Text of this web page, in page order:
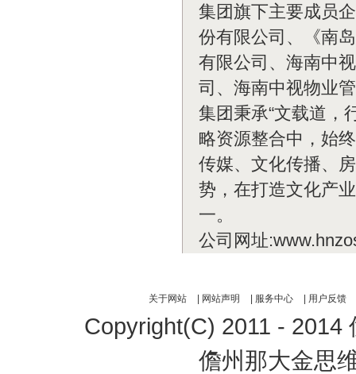
集团旗下主要成员
份有限公司、《南
有限公司、海南中
司、海南中视物业
集团秉承“文载道，
略资源整合中，始
传媒、文化传播、
势，在打造文化产
一。
公司网址
关于网站 网站声明 服务中心 用户反馈
Copyright(C) 2011 - 2014
儋州那大金思